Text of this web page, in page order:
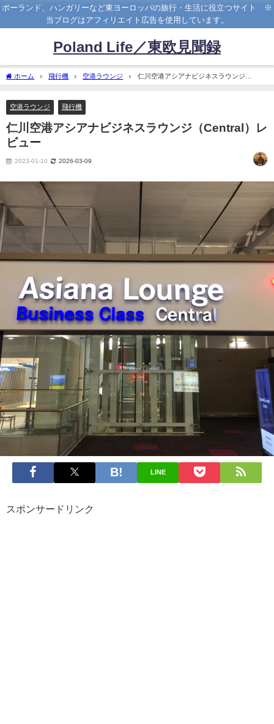
ポーランド、ハンガリーなど東ヨーロッパの旅行・生活に役立つサイト ※
当ブログはアフィリエイト広告を使用しています。
Poland Life／東欧見聞録
ホーム 飛行機 空港ラウンジ
仁川空港アシアナビジネスラウンジ
（Central）レビュー
空港ラウンジ 飛行機
仁川空港アシアナビジネスラウンジ（Central）レ
ビュー
2023-01-10 2026-03-09
LINE
スポンサードリンク